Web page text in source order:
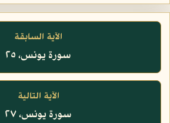
الآية السابقة
سورة يونس، ٢٥
الآية التالية
سورة يونس، ٢٧